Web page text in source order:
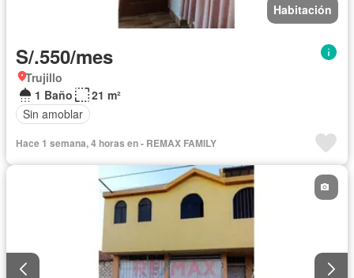
Habitación
S/.550/mes
Trujillo
1 Baño
21 m²
Sin amoblar
Hace 1 semana, 4 horas en - REMAX FAMILY